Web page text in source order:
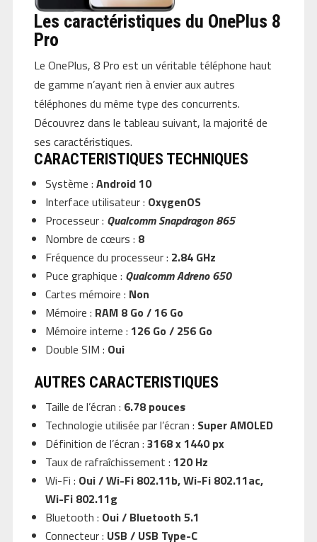
Les caractéristiques du OnePlus 8
Pro
Le OnePlus, 8 Pro est un véritable téléphone haut
de gamme n’ayant rien à envier aux autres
téléphones du même type des concurrents.
Découvrez dans le tableau suivant, la majorité de
ses caractéristiques.
CARACTERISTIQUES TECHNIQUES
Système : Android 10
Interface utilisateur : OxygenOS
Processeur : Qualcomm Snapdragon 865
Nombre de cœurs : 8
Fréquence du processeur : 2.84 GHz
Puce graphique : Qualcomm Adreno 650
Cartes mémoire : Non
Mémoire : RAM 8 Go / 16 Go
Mémoire interne : 126 Go / 256 Go
Double SIM : Oui
AUTRES CARACTERISTIQUES
Taille de l’écran : 6.78 pouces
Technologie utilisée par l’écran : Super AMOLED
Définition de l’écran : 3168 x 1440 px
Taux de rafraîchissement : 120 Hz
Wi-Fi : Oui / Wi-Fi 802.11b, Wi-Fi 802.11ac,
Wi-Fi 802.11g
Bluetooth : Oui / Bluetooth 5.1
Connecteur : USB / USB Type-C